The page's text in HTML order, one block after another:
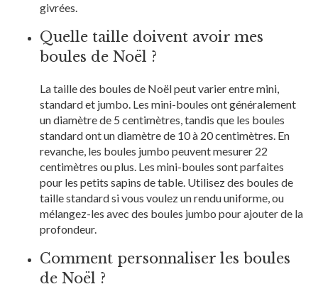
givrées.
Quelle taille doivent avoir mes
boules de Noël ?
La taille des boules de Noël peut varier entre mini,
standard et jumbo. Les mini-boules ont généralement
un diamètre de 5 centimètres, tandis que les boules
standard ont un diamètre de 10 à 20 centimètres. En
revanche, les boules jumbo peuvent mesurer 22
centimètres ou plus. Les mini-boules sont parfaites
pour les petits sapins de table. Utilisez des boules de
taille standard si vous voulez un rendu uniforme, ou
mélangez-les avec des boules jumbo pour ajouter de la
profondeur.
Comment personnaliser les boules
de Noël ?